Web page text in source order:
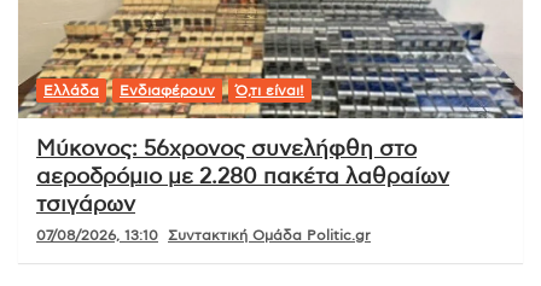
Ελλάδα Ενδιαφέρουν Ό,τι είναι!
Μύκονος: 56χρονος συνελήφθη στο
αεροδρόμιο με 2.280 πακέτα λαθραίων
τσιγάρων
07/08/2026, 13:10 Συντακτική Ομάδα Politic.gr